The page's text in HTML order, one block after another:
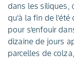
dans les siliques,
qu’à la fin de
pour s’enfouir
dizaine de jours
parcelles de